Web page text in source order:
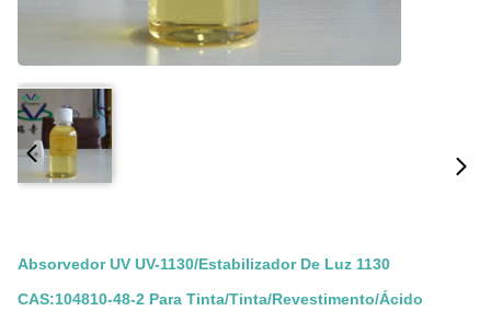
Absorvedor UV UV-1130/Estabilizador De Luz 1130
CAS:104810-48-2 Para Tinta/Tinta/Revestimento/Ácido